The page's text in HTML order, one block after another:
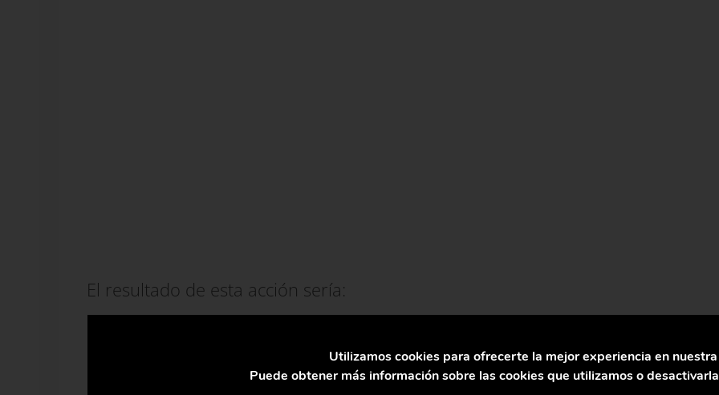
El resultado de esta acción sería:
Utilizamos cookies para ofrecerte la mejor experiencia en
Puede obtener más información sobre las cookies que utilizamos o